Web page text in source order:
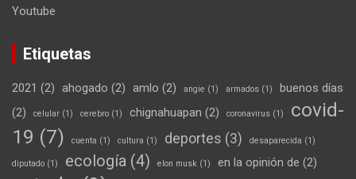
Youtube
Etiquetas
2021 (2) ahogado (2) amlo (2) angie (1) armados (1)
buenos días
(2)
celular (1) cerebro (1) chignahuapan (2) coronavirus (1)
covid-
19 (7) cuenta (1) cultura (1) deportes (3) desaparecida (1)
diputado (1) ecología (4) elon musk (1) en la opinión de (2)